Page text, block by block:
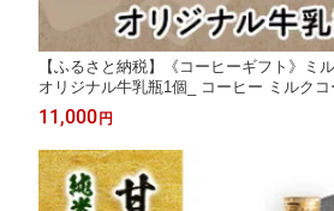
【ふるさと納税】《コーヒーギフト》ミ
オリジナル牛乳瓶1個_ コーヒー ミルク
瓶 ギフト 人気 美味しい【1075507】
11,000 円